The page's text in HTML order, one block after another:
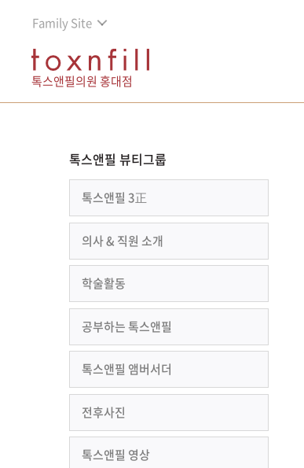
Family Site
톡스앤필의원 홍대점
톡스앤필 뷰티그룹
톡스앤필 3正
의사 & 직원 소개
학술활동
공부하는 톡스앤필
톡스앤필 앰버서더
전후사진
톡스앤필 영상